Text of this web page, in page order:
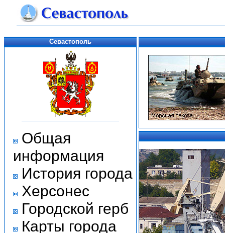
Севастополь
Общая
информация
История города
Херсонес
Городской герб
Карты города